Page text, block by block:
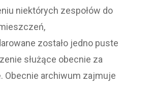
niektórych zespołów do
zostało jedno puste
służące obecnie za
Obecnie archiwum zajmuje